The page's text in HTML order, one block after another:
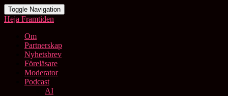
Toggle Navigation
Heja Framtiden
Om
Partnerskap
Nyhetsbrev
Föreläsare
Moderator
Podcast
AI